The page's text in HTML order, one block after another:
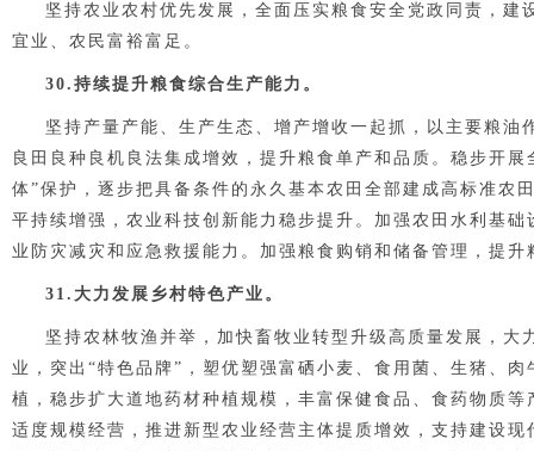
坚持农业农村优先发展，全面压实粮食安全党政同责，
宜业、农民富裕富足。
30.持续提升粮食综合生产能力。
坚持产量产能、生产生态、增产增收一起抓，以主要粮
良田良种良机良法集成增效，提升粮食单产和品质。稳步开
体”保护，逐步把具备条件的永久基本农田全部建成高标准农
平持续增强，农业科技创新能力稳步提升。加强农田水利基
业防灾减灾和应急救援能力。加强粮食购销和储备管理，提
31.大力发展乡村特色产业。
坚持农林牧渔并举，加快畜牧业转型升级高质量发展，
业，突出“特色品牌”，塑优塑强富硒小麦、食用菌、生猪、
植，稳步扩大道地药材种植规模，丰富保健食品、食药物质
适度规模经营，推进新型农业经营主体提质增效，支持建设